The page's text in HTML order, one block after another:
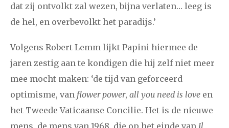
dat zij ontvolkt zal wezen, bijna verlaten… leeg is
de hel, en overbevolkt het paradijs.’
Volgens Robert Lemm lijkt Papini hiermee de
jaren zestig aan te kondigen die hij zelf niet meer
mee mocht maken: ‘de tijd van geforceerd
optimisme, van flower power, all you need is love en
het Tweede Vaticaanse Concilie. Het is de nieuwe